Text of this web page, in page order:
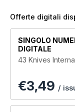
Offerte digitali
SINGOLO
DIGITALE
43 Knives
€3,49 /